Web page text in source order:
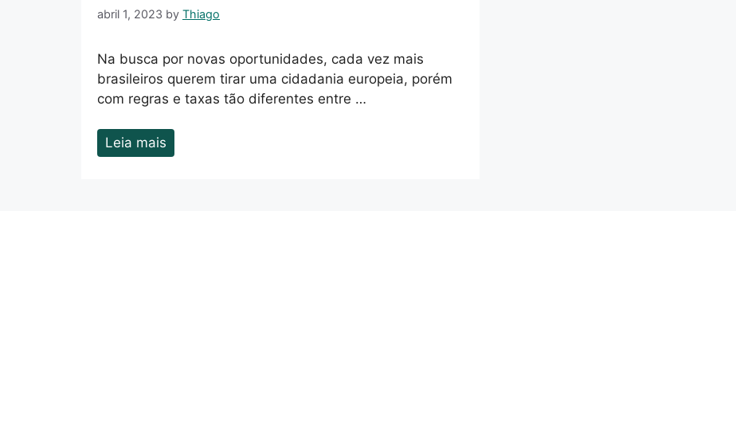
abril 1, 2023 by Thiago
Na busca por novas oportunidades, cada vez mais
brasileiros querem tirar uma cidadania europeia, porém
com regras e taxas tão diferentes entre …
Leia mais